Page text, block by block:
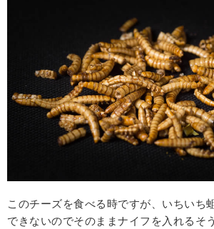
このチーズを食べる時ですが、いちいち
できないのでそのままナイフを入れるそ